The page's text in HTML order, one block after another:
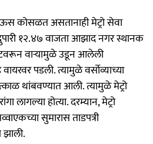
कोसळत असतानाही मेट्रो सेवा
१२.४७ वाजता आझाद नगर स्थानक
वाऱ्यामुळे उडून आलेली
पडली. त्यामुळे वर्सोव्याच्या
थांबवण्यात आली. त्यामुळे मेट्रो
लागल्या होत्या. दरम्यान, मेट्रो
सुमारास ताडपत्री
झाली.